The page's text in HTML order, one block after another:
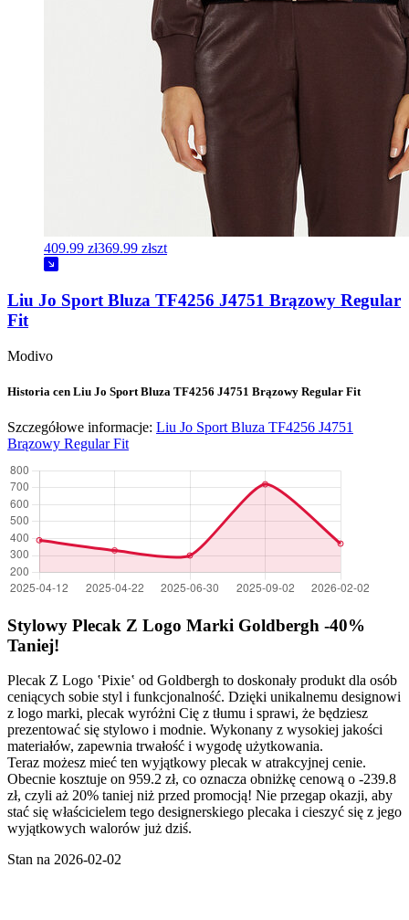
409.99 zł369.99 złszt
Liu Jo Sport Bluza TF4256 J4751 Brązowy Regular
Fit
Modivo
Historia cen Liu Jo Sport Bluza TF4256 J4751 Brązowy Regular Fit
Szczegółowe informacje: Liu Jo Sport Bluza TF4256 J4751
Brązowy Regular Fit
Stylowy Plecak Z Logo Marki Goldbergh -40%
Taniej!
Plecak Z Logo ‛Pixie‛ od Goldbergh to doskonały produkt dla osób
ceniących sobie styl i funkcjonalność. Dzięki unikalnemu designowi
z logo marki, plecak wyróżni Cię z tłumu i sprawi, że będziesz
prezentować się stylowo i modnie. Wykonany z wysokiej jakości
materiałów, zapewnia trwałość i wygodę użytkowania.
Teraz możesz mieć ten wyjątkowy plecak w atrakcyjnej cenie.
Obecnie kosztuje on 959.2 zł, co oznacza obniżkę cenową o -239.8
zł, czyli aż 20% taniej niż przed promocją! Nie przegap okazji, aby
stać się właścicielem tego designerskiego plecaka i cieszyć się z jego
wyjątkowych walorów już dziś.
Stan na 2026-02-02